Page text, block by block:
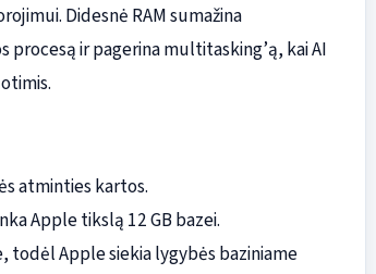
Didesnė RAM sumažina
ir pagerina multitasking’ą, kai AI
atminties kartos.
Apple tikslą 12 GB bazei.
todėl Apple siekia lygybės baziniame